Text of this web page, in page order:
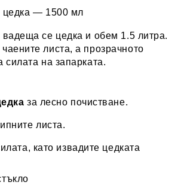
цедка — 1500 мл
вадеща се цедка и обем 1.5 литра.
листа, а прозрачното
силата на запарката.
за лесно почистване.
листа.
като извадите цедката